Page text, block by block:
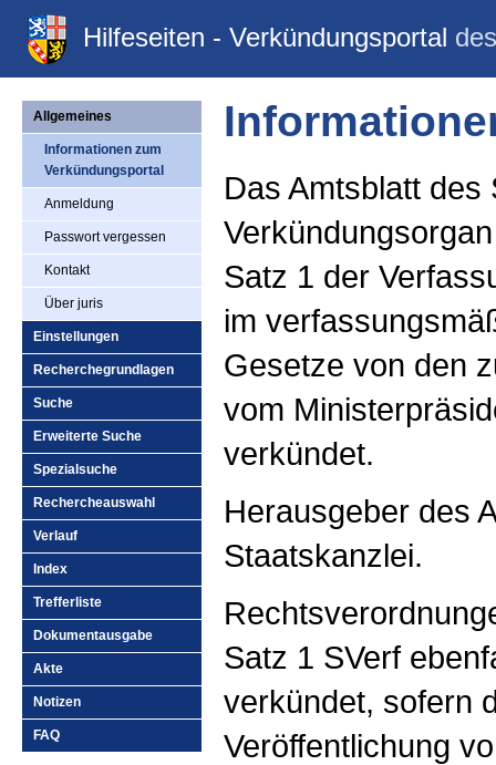
Hilfeseiten - Verkündungsportal
Allgemeines
Informationen zum
Verkündungsportal
Anmeldung
Passwort vergessen
Kontakt
Über juris
Einstellungen
Recherchegrundlagen
Suche
Erweiterte Suche
Spezialsuche
Rechercheauswahl
Verlauf
Index
Trefferliste
Dokumentausgabe
Akte
Notizen
FAQ
Das Amtsblatt
Satz 1 der
im
Gesetze von den
vom
verkündet.
Herausgeber des
Staatskanzlei.
Satz 1 SVerf
verkündet, sofern
Veröffentlichung